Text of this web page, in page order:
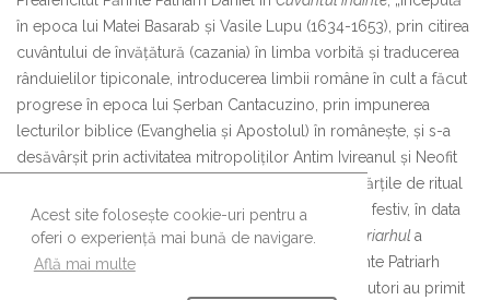
Acest site folosește cookie-uri pentru a
oferi o experiență mai bună de navigare.
Află mai multe
în epoca lui Matei Basarab și Vasile Lupu (1634-1653), prin citirea
cuvântului de învățătură (cazania) în limba vorbită și traducerea
rânduielilor tipiconale, introducerea limbii române în cult a făcut
progrese în epoca lui Șerban Cantacuzino, prin impunerea
lecturilor biblice (Evanghelia și Apostolul) în românește, și s-a
desăvârșit prin activitatea mitropoliților Antim Ivireanul și Neofit
Cretanul, care au pus la dispoziția Bisericii toate cărțile de ritual
necesare cultului”. Lucrarea a fost lansată în cadru festiv, în data
de 16 decembrie 2013, în Aula MagnaTeoctist Patriarhula
Palatului Patriarhiei, în prezenţa Preafericitului Părinte Patriarh
Daniel şi a autorilor. Cu această ocazie, cei nouă autori au primit